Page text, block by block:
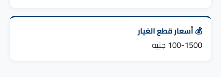
💰 أسعار قطع الغيار
100-1500 جنيه